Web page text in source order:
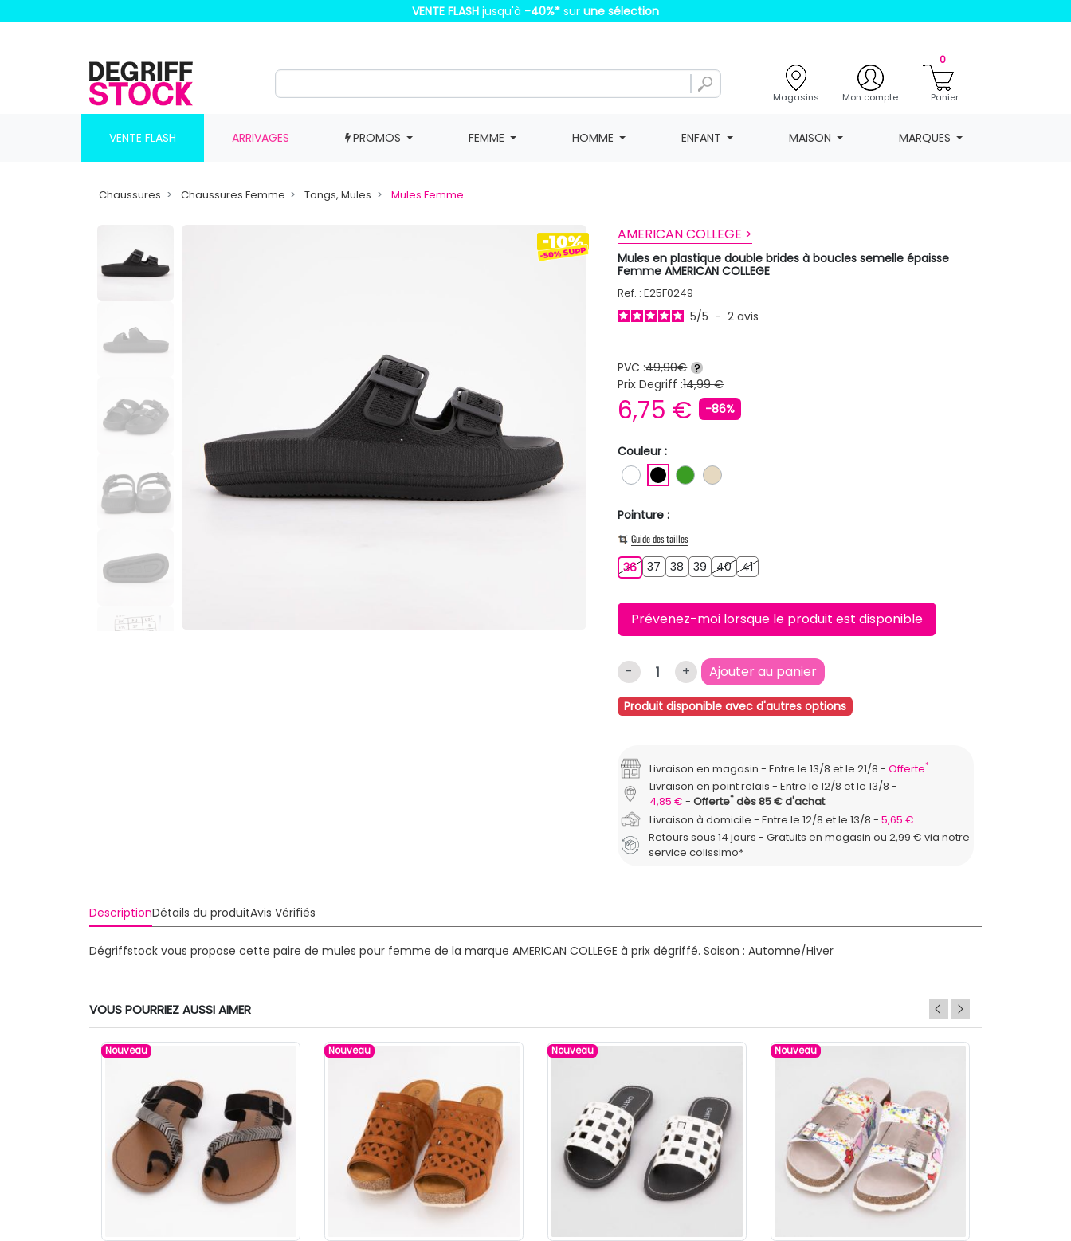
VENTE FLASH jusqu'à -40%* sur une sélection
Magasins Mon compte
0
Panier
VENTE FLASH ARRIVAGES PROMOS FEMME HOMME ENFANT MAISON MARQUES
Chaussures Chaussures Femme Tongs, Mules Mules Femme
AMERICAN COLLEGE >
Mules en plastique double brides à boucles semelle épaisse
Femme AMERICAN COLLEGE
Ref. : E25F0249
5/5 - 2avis
PVC :49,90€ ?
Prix Degriff :14,99 €
6,75 € -86%
Couleur :
BLANCNOIRVERTBEIGE
Pointure :
Guide des tailles
363637 3738 3839 3940404141
Prévenez-moi lorsque le produit est disponible
- + Ajouter au panier
Produit disponible avec d'autres options
Livraison en magasin Entre le 13/8 et le 21/8 Offerte*
Livraison en point relais
Entre le 12/8 et le 13/8
4,85 €
Offerte*dès 85 € d'achat
Livraison à domicile
Entre le 12/8 et le 13/8
5,65 €
Retours sous 14 jours - Gratuits en magasin ou 2,99 € via notre
service colissimo*
DescriptionDétails du produitAvis Vérifiés
Dégriffstock vous propose cette paire de mules pour femme de la marque AMERICAN COLLEGE à prix dégriffé. Saison : Automne/Hiver
VOUS POURRIEZ AUSSI AIMER
Nouveau Nouveau Nouveau Nouveau